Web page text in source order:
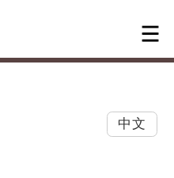
中文